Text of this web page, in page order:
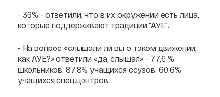
- 36% - ответили, что в их окружении есть лица,
которые поддерживают традиции "АУЕ".
- На вопрос «слышали ли вы о таком движении,
как АУЕ?» ответили «да, слышал» - 77,6 %
школьников, 87,8% учащихся ссузов, 60,6%
учащихся спец.центров.